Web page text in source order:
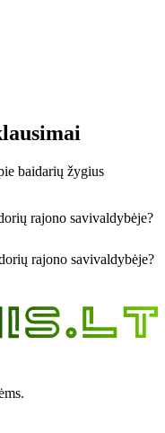
baidarių žygius
rajono savivaldybėje?
rajono savivaldybėje?